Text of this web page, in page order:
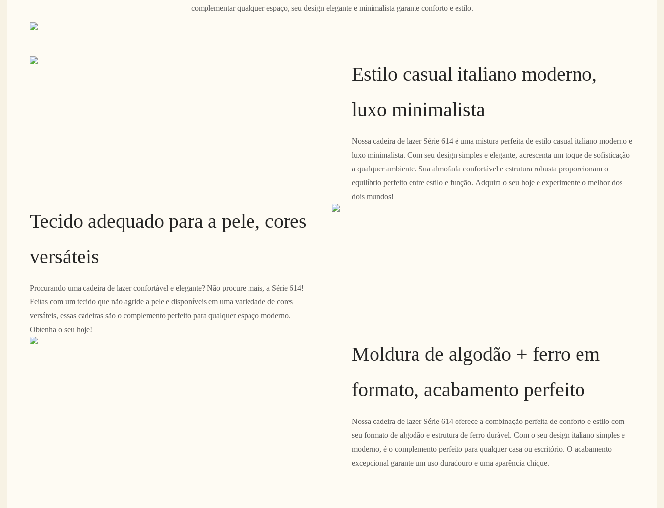
complementar qualquer espaço, seu design elegante e minimalista garante conforto e estilo.
Estilo casual italiano moderno,
luxo minimalista
Nossa cadeira de lazer Série 614 é uma mistura perfeita de estilo casual italiano moderno e
luxo minimalista. Com seu design simples e elegante, acrescenta um toque de sofisticação
a qualquer ambiente. Sua almofada confortável e estrutura robusta proporcionam o
equilíbrio perfeito entre estilo e função. Adquira o seu hoje e experimente o melhor dos
dois mundos!
Tecido adequado para a pele, cores
versáteis
Procurando uma cadeira de lazer confortável e elegante? Não procure mais, a Série 614!
Feitas com um tecido que não agride a pele e disponíveis em uma variedade de cores
versáteis, essas cadeiras são o complemento perfeito para qualquer espaço moderno.
Obtenha o seu hoje!
Moldura de algodão + ferro em
formato, acabamento perfeito
Nossa cadeira de lazer Série 614 oferece a combinação perfeita de conforto e estilo com
seu formato de algodão e estrutura de ferro durável. Com o seu design italiano simples e
moderno, é o complemento perfeito para qualquer casa ou escritório. O acabamento
excepcional garante um uso duradouro e uma aparência chique.